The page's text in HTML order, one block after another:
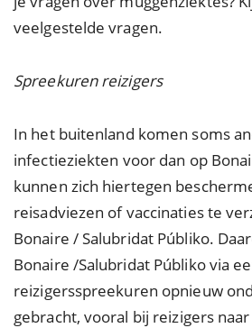
veelgestelde vragen.
Spreekuren reizigers
In het buitenland komen soms
infectieziekten voor dan op
kunnen zich hiertegen
reisadviezen of vaccinaties te
Bonaire / Salubridat Públiko.
Bonaire /Salubridat Públiko via
reizigersspreekuren opnieuw
gebracht, vooral bij reizigers